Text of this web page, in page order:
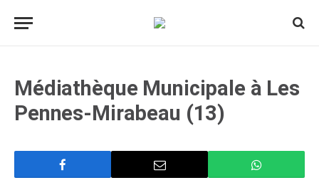
Médiathèque Municipale à Les
Pennes-Mirabeau (13)